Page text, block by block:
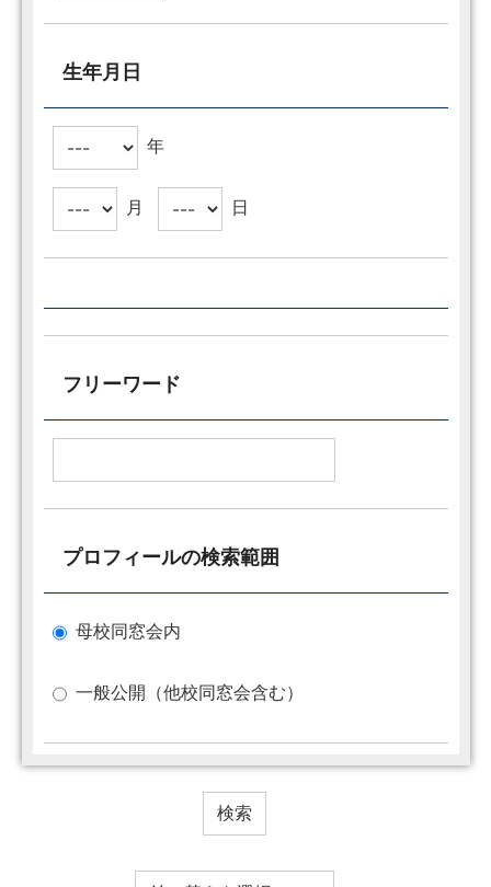
生年月日
年
月 日
フリーワード
プロフィールの検索範囲
母校同窓会内
一般公開（他校同窓会含む）